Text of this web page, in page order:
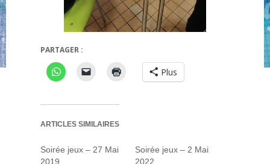
Savannah
PARTAGER :
Plus
ARTICLES SIMILAIRES
Soirée jeux – 27 Mai
2019
Soirée jeux – 2 Mai
2022